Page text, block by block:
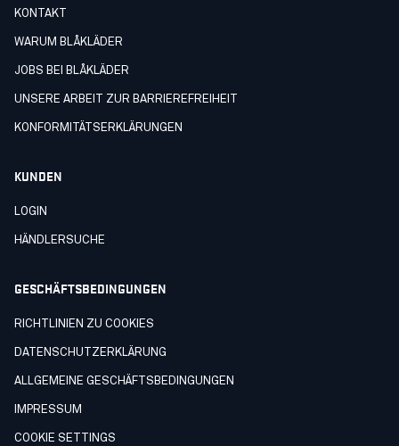
KONTAKT
WARUM BLÅKLÄDER
JOBS BEI BLÅKLÄDER
UNSERE ARBEIT ZUR BARRIEREFREIHEIT
KONFORMITÄTSERKLÄRUNGEN
KUNDEN
LOGIN
HÄNDLERSUCHE
GESCHÄFTSBEDINGUNGEN
RICHTLINIEN ZU COOKIES
DATENSCHUTZERKLÄRUNG
ALLGEMEINE GESCHÄFTSBEDINGUNGEN
IMPRESSUM
COOKIE SETTINGS